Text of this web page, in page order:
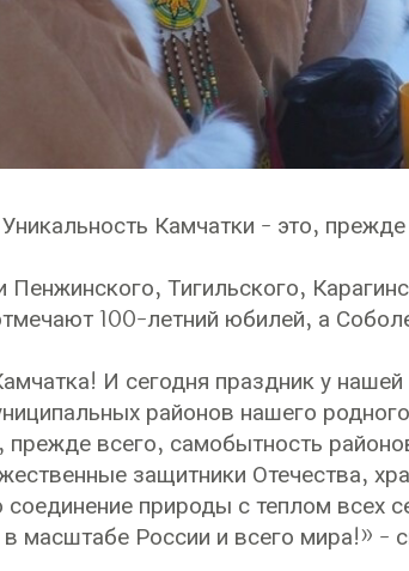
Камчатки - это,
Пенжинского, Тигильского,
100-летний юбилей, а
И сегодня праздник у
районов нашего
прежде всего, самобытность
защитники Отечества,
природы с теплом всех
масштабе России и всего мира!» -